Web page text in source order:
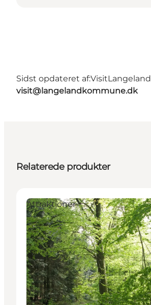
Sidst opdateret af:VisitLangeland
visit@langelandkommune.dk
Relaterede produkter
Attraktioner